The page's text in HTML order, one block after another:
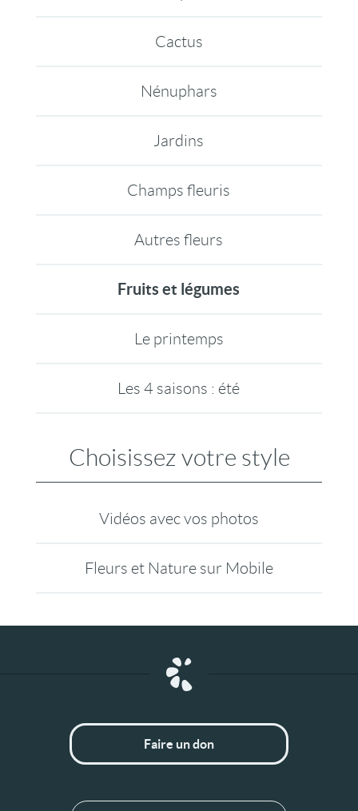
Cactus
Nénuphars
Jardins
Champs fleuris
Autres fleurs
Fruits et légumes
Le printemps
Les 4 saisons : été
Choisissez votre style
Vidéos avec vos photos
Fleurs et Nature sur Mobile
Faire un don